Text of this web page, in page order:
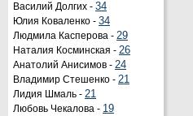
Василий Долгих - 34
Юлия Коваленко - 34
Людмила Касперова - 29
Наталия Косминская - 26
Анатолий Анисимов - 24
Владимир Стешенко - 21
Лидия Шмаль - 21
Любовь Чекалова - 19